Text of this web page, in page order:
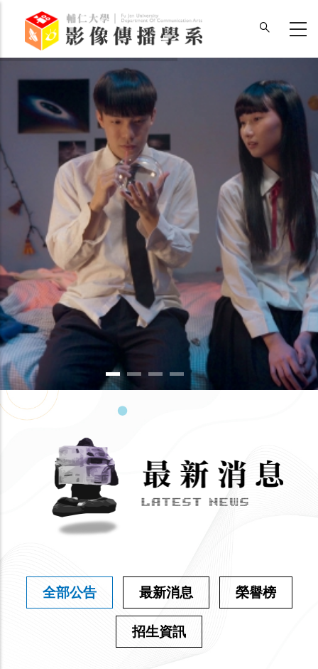
主
全部公告 最新消息 榮譽榜
招生資訊